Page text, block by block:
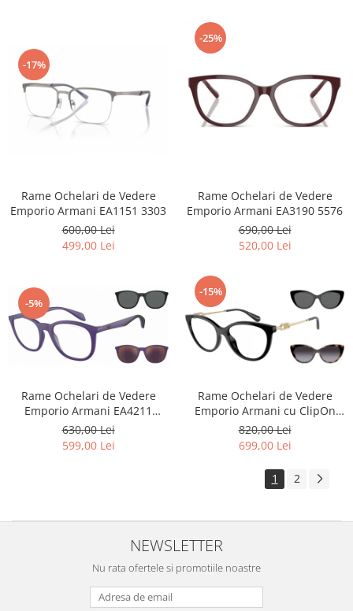
-17%
Rame Ochelari de Vedere
Emporio Armani EA1151 3303
600,00 Lei
499,00 Lei
-25%
Rame Ochelari de Vedere
Emporio Armani EA3190 5576
690,00 Lei
520,00 Lei
-5%
Rame Ochelari de Vedere
Emporio Armani EA4211
5246/1w
630,00 Lei
599,00 Lei
-15%
Rame Ochelari de Vedere
Emporio Armani cu ClipOn
EA4213U 5017/1w
820,00 Lei
699,00 Lei
1 2
NEWSLETTER
Nu rata ofertele si promotiile noastre